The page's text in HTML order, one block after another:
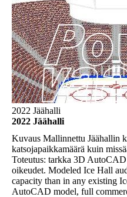
2022 Jäähalli
2022 Jäähalli
Kuvaus Mallinnettu Jäähallin
katsojapaikkamäärä kuin
Toteutus: tarkka 3D
oikeudet. Modeled Ice Hall
capacity than in any existing
AutoCAD model, full